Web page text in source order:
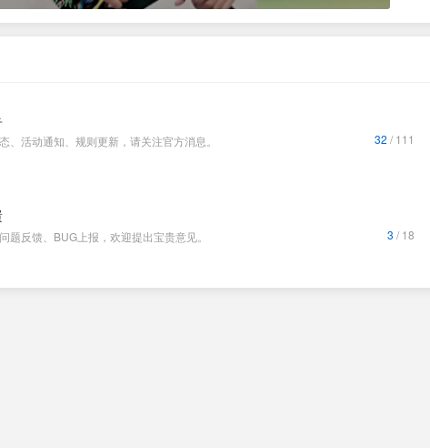
、活动通知、规则更新，请关注官方消息。 32 / 111
题反馈、BUG上报，欢迎提出宝贵意见。 3 / 18